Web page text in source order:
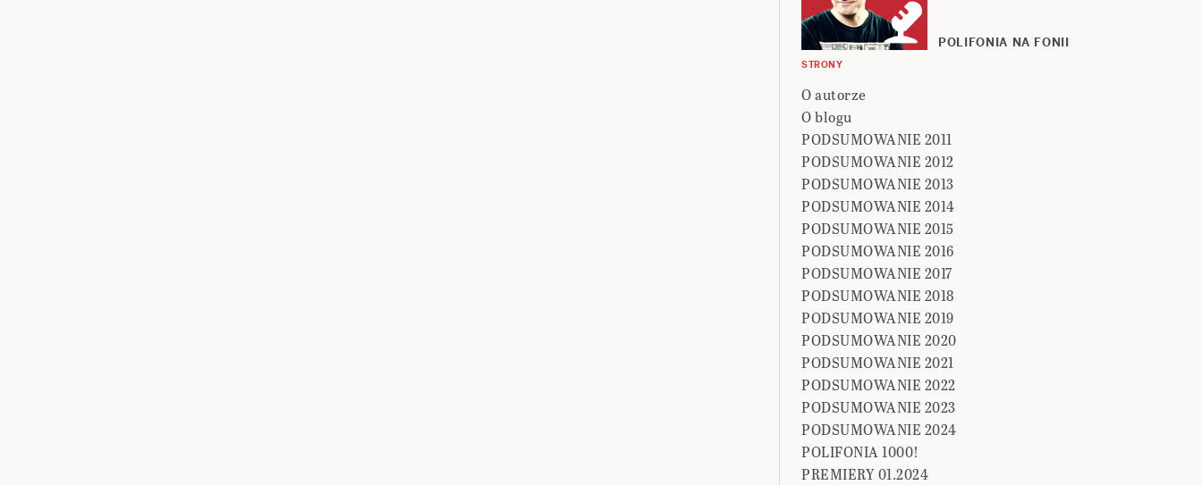
POLIFONIA NA FONII
STRONY
O autorze
O blogu
PODSUMOWANIE 2011
PODSUMOWANIE 2012
PODSUMOWANIE 2013
PODSUMOWANIE 2014
PODSUMOWANIE 2015
PODSUMOWANIE 2016
PODSUMOWANIE 2017
PODSUMOWANIE 2018
PODSUMOWANIE 2019
PODSUMOWANIE 2020
PODSUMOWANIE 2021
PODSUMOWANIE 2022
PODSUMOWANIE 2023
PODSUMOWANIE 2024
POLIFONIA 1000!
PREMIERY 01.2024